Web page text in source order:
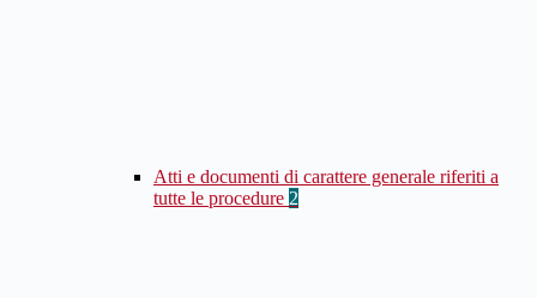
Atti e documenti di carattere generale riferiti a
tutte le procedure 2